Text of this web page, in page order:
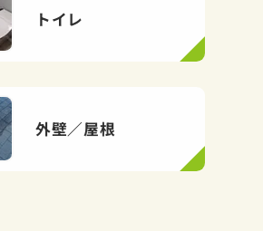
トイレ
外壁／屋根